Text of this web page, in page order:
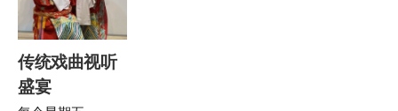
传统戏曲视听
盛宴